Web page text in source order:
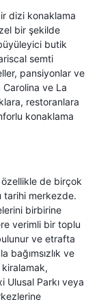
dizi konaklama
bir şekilde
butik
semti
pansiyonlar ve
Carolina ve La
restoranlara
konaklama
de birçok
tarihi merkezde.
birbirine
verimli bir toplu
ve etrafta
bağımsızlık ve
Ulusal Parkı veya